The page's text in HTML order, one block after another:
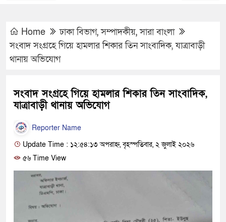
Home ঢাকা বিভাগ,সম্পাদকীয়,সারা বাংলা
সংবাদ সংগ্রহে গিয়ে হামলার শিকার তিন সাংবাদিক, যাত্রাবাড়ী
থানায় অভিযোগ
সংবাদ সংগ্রহে গিয়ে হামলার শিকার তিন সাংবাদিক,
যাত্রাবাড়ী থানায় অভিযোগ
Reporter Name
Update Time : ১২:৫৪:১৩ অপরাহ্ন, বৃহস্পতিবার, ২ জুলাই ২০২৬
৫৬ Time View